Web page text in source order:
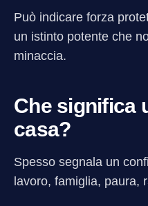
Può indicare forza
un istinto potente che
minaccia.
Che significa
casa?
Spesso segnala un
lavoro, famiglia, paura,